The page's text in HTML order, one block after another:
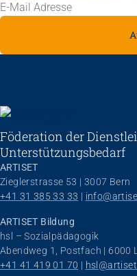
ARTISET
Föderation der
Unterstützungsbedarf
ARTISET
Zieglerstrasse 53 | 3007 Bern
+41 31 385 33 33 |
ARTISET Bildung
hsl – Sozialpädagogik
Abendweg 1, Postfach | 6000
+41 41 419 01 70 |